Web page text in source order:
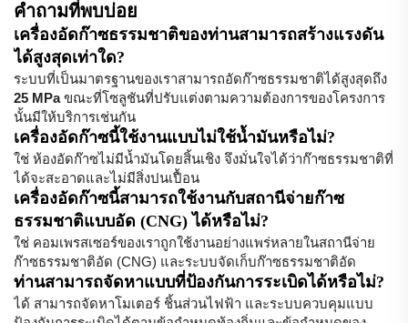
คำถามที่พบบ่อย
เครื่องอัดก๊าซธรรมชาติของท่านสามารถสร้างแรงดัน
ได้สูงสุดเท่าใด?
ระบบที่เป็นมาตรฐานของเราสามารถอัดก๊าซธรรมชาติได้สูงสุดถึง
25 MPaขณะที่โซลูชันที่ปรับแต่งตามความต้องการของโครงการ
นั้นมีให้บริการเช่นกัน
เครื่องอัดก๊าซนี้ใช้งานแบบไม่ใช้น้ำมันหรือไม่?
ใช่ ห้องอัดก๊าซไม่มีน้ำมันโดยสิ้นเชิง จึงมั่นใจได้ว่าก๊าซธรรมชาติที่
ได้จะสะอาดและไม่มีสิ่งปนเปื้อน
เครื่องอัดก๊าซนี้สามารถใช้งานกับสถานีจ่ายก๊าซ
ธรรมชาติแบบอัด (CNG) ได้หรือไม่?
ใช่ คอมเพรสเซอร์ของเราถูกใช้งานอย่างแพร่หลายในสถานีจ่าย
ก๊าซธรรมชาติอัด (CNG) และระบบจัดเก็บก๊าซธรรมชาติอัด
ท่านสามารถจัดหาแบบที่ป้องกันการระเบิดได้หรือไม่?
ได้ สามารถจัดหาโมเตอร์ ชิ้นส่วนไฟฟ้า และระบบควบคุมแบบ